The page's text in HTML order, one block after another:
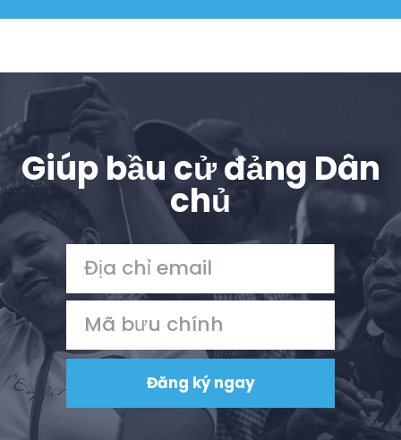
Giúp bầu cử đảng Dân
chủ